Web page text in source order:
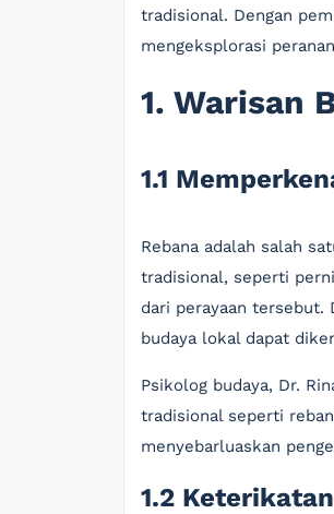
tradisional. Dengan
mengeksplorasi
1. Warisan
1.1
Rebana adalah salah
tradisional, seperti
dari perayaan tersebut.
budaya lokal dapat
Psikolog budaya, Dr.
tradisional seperti
menyebarluaskan
1.2